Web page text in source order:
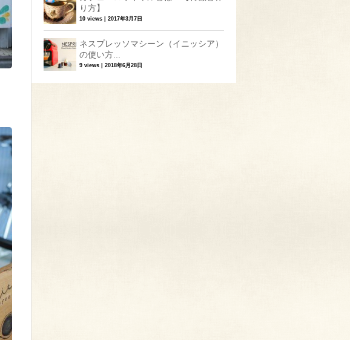
り方】
10 views 2017年3月7日
ネスプレッソマシーン（イニッシア）
の使い方...
9 views 2018年6月28日